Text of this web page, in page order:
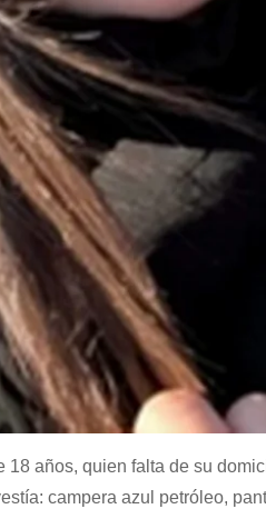
años, quien falta de su
campera azul petróleo,